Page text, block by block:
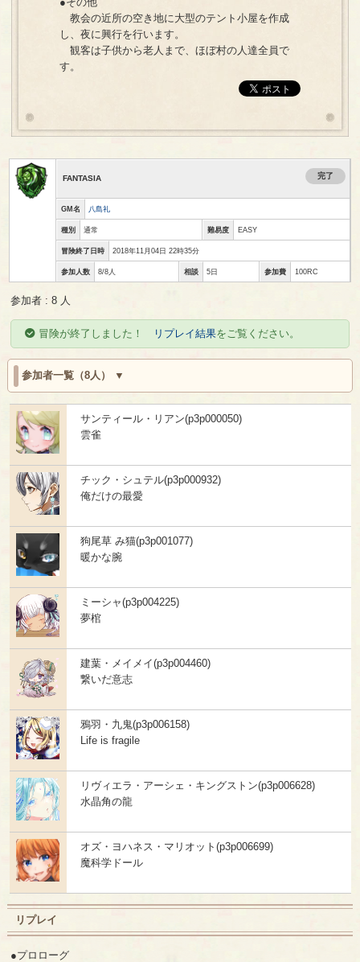
教会の近所の空き地に大型のテント小屋を作成
し、夜に興行を行います。
観客は子供から老人まで、ほぼ村の人達全員で
す。
FANTASIA 完了
GM名 八島礼
種別 通常 難易度 EASY
冒険終了日時 2018年11月04日 22時35分
参加人数 8/8人 相談 5日 参加費 100RC
参加者 : 8 人
冒険が終了しました！ リプレイ結果をご覧ください。
参加者一覧（8人）
サンティール・リアン(p3p000050)
雲雀
チック・シュテル(p3p000932)
俺だけの最愛
狗尾草 み猫(p3p001077)
暖かな腕
ミーシャ(p3p004225)
夢棺
建葉・メイメイ(p3p004460)
繋いだ意志
鴉羽・九鬼(p3p006158)
Life is fragile
リヴィエラ・アーシェ・キングストン(p3p006628)
水晶角の龍
オズ・ヨハネス・マリオット(p3p006699)
魔科学ドール
リプレイ
●プロローグ